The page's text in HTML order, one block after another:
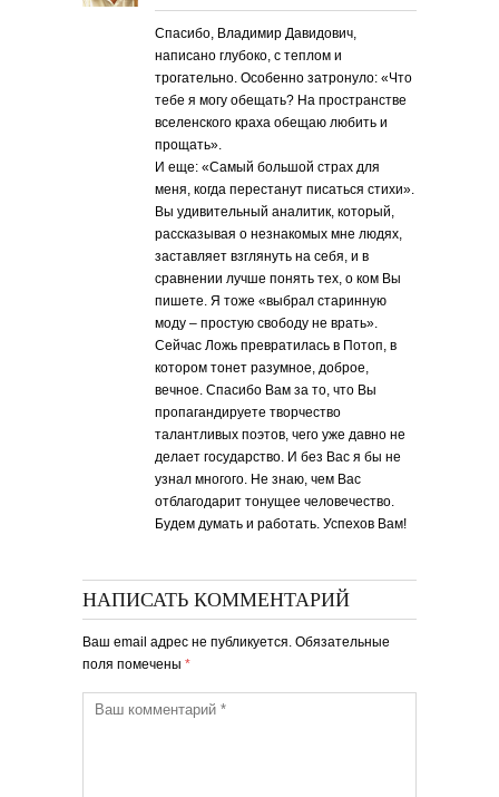
Спасибо, Владимир Давидович,
написано глубоко, с теплом и
трогательно. Особенно затронуло: «Что
тебе я могу обещать? На пространстве
вселенского краха обещаю любить и
прощать».
И еще: «Самый большой страх для
меня, когда перестанут писаться стихи».
Вы удивительный аналитик, который,
рассказывая о незнакомых мне людях,
заставляет взглянуть на себя, и в
сравнении лучше понять тех, о ком Вы
пишете. Я тоже «выбрал старинную
моду – простую свободу не врать».
Сейчас Ложь превратилась в Потоп, в
котором тонет разумное, доброе,
вечное. Спасибо Вам за то, что Вы
пропагандируете творчество
талантливых поэтов, чего уже давно не
делает государство. И без Вас я бы не
узнал многого. Не знаю, чем Вас
отблагодарит тонущее человечество.
Будем думать и работать. Успехов Вам!
НАПИСАТЬ КОММЕНТАРИЙ
Ваш email адрес не публикуется. Обязательные
поля помечены *